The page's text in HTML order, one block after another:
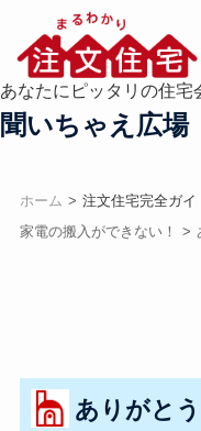
あなたにピッタリの住宅
聞いちゃえ広場
ホーム 注文住宅完全ガイ
家電の搬入ができない！
ありがと